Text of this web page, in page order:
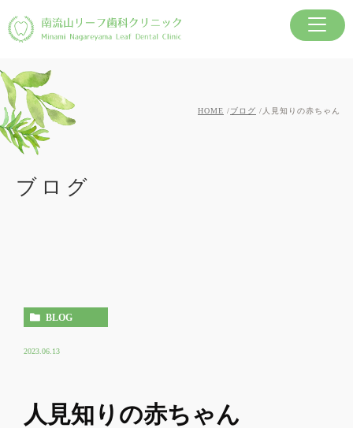
ブログ
HOME ブログ 人見知りの赤ちゃん
BLOG
2023.06.13
人見知りの赤ちゃん